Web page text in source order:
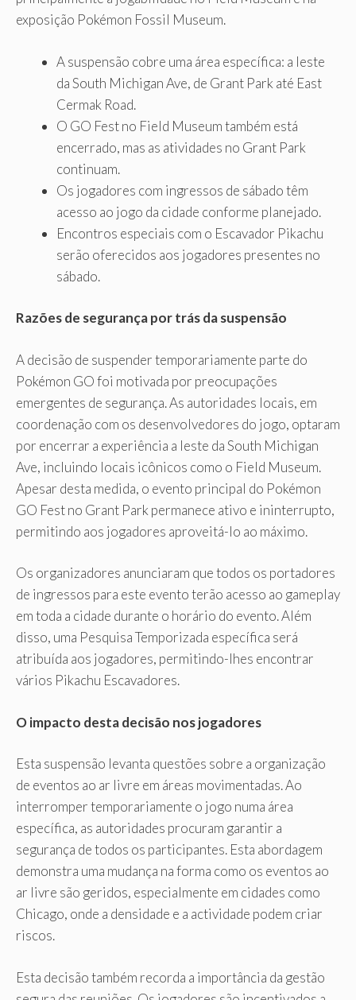
exposição Pokémon Fossil Museum.
A suspensão cobre uma área específica: a leste
da South Michigan Ave, de Grant Park até East
Cermak Road.
O GO Fest no Field Museum também está
encerrado, mas as atividades no Grant Park
continuam.
Os jogadores com ingressos de sábado têm
acesso ao jogo da cidade conforme planejado.
Encontros especiais com o Escavador Pikachu
serão oferecidos aos jogadores presentes no
sábado.
Razões de segurança por trás da suspensão
A decisão de suspender temporariamente parte do
Pokémon GO foi motivada por preocupações
emergentes de segurança. As autoridades locais, em
coordenação com os desenvolvedores do jogo, optaram
por encerrar a experiência a leste da South Michigan
Ave, incluindo locais icônicos como o Field Museum.
Apesar desta medida, o evento principal do Pokémon
GO Fest no Grant Park permanece ativo e ininterrupto,
permitindo aos jogadores aproveitá-lo ao máximo.
Os organizadores anunciaram que todos os portadores
de ingressos para este evento terão acesso ao gameplay
em toda a cidade durante o horário do evento. Além
disso, uma Pesquisa Temporizada específica será
atribuída aos jogadores, permitindo-lhes encontrar
vários Pikachu Escavadores.
O impacto desta decisão nos jogadores
Esta suspensão levanta questões sobre a organização
de eventos ao ar livre em áreas movimentadas. Ao
interromper temporariamente o jogo numa área
específica, as autoridades procuram garantir a
segurança de todos os participantes. Esta abordagem
demonstra uma mudança na forma como os eventos ao
ar livre são geridos, especialmente em cidades como
Chicago, onde a densidade e a actividade podem criar
riscos.
Esta decisão também recorda a importância da gestão